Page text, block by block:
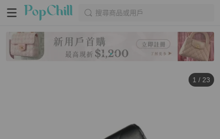
搜尋商品或用戶
1 / 23